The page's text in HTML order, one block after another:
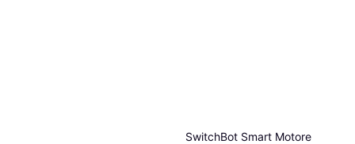
SwitchBot Smart Motore